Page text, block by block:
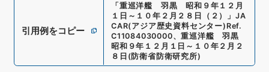
引用例をコピー
「重巡洋艦 羽黒 昭和９年１２月
１日～１０年２月２８日（２）
」 JA
CAR(アジア歴史資料センター) Ref.
C11084030000、重巡洋艦 羽黒
昭和９年１２月１日～１０年２月２
８日 (防衛省防衛研究所)